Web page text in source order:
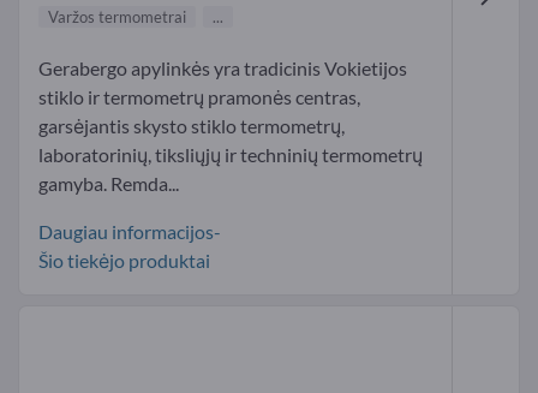
Varžos termometrai
...
Gerabergo apylinkės yra tradicinis Vokietijos
stiklo ir termometrų pramonės centras,
garsėjantis skysto stiklo termometrų,
laboratorinių, tiksliųjų ir techninių termometrų
gamyba. Remda...
Daugiau informacijos-
Šio tiekėjo produktai